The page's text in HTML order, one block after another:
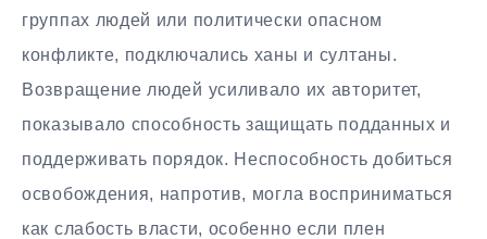
группах людей или политически опасном
конфликте, подключались ханы и султаны.
Возвращение людей усиливало их авторитет,
показывало способность защищать подданных и
поддерживать порядок. Неспособность добиться
освобождения, напротив, могла восприниматься
как слабость власти, особенно если плен